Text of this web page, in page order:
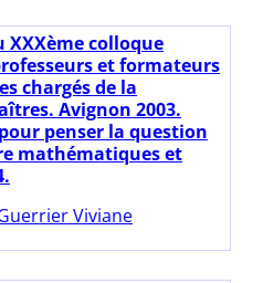
XXXème colloque
et formateurs
chargés de la
Avignon 2003.
penser la question
mathématiques et
Viviane